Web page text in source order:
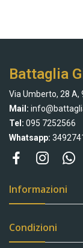
Battaglia
Via Umberto, 28
Mail:
Tel: 095 7252566
Whatsapp:
Informazioni
Condizioni